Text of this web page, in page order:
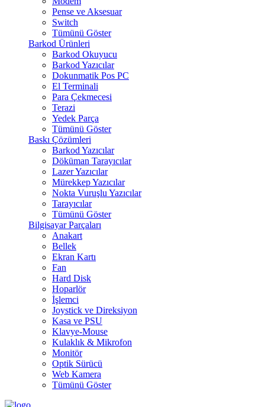
Pense ve Aksesuar
Switch
Tümünü Göster
Barkod Ürünleri
Barkod Okuyucu
Barkod Yazıcılar
Dokunmatik Pos PC
El Terminali
Para Çekmecesi
Terazi
Yedek Parça
Tümünü Göster
Baskı Çözümleri
Barkod Yazıcılar
Döküman Tarayıcılar
Lazer Yazıcılar
Mürekkep Yazıcılar
Nokta Vuruşlu Yazıcılar
Tarayıcılar
Tümünü Göster
Bilgisayar Parçaları
Anakart
Bellek
Ekran Kartı
Fan
Hard Disk
Hoparlör
İşlemci
Joystick ve Direksiyon
Kasa ve PSU
Klavye-Mouse
Kulaklık & Mikrofon
Monitör
Optik Sürücü
Web Kamera
Tümünü Göster